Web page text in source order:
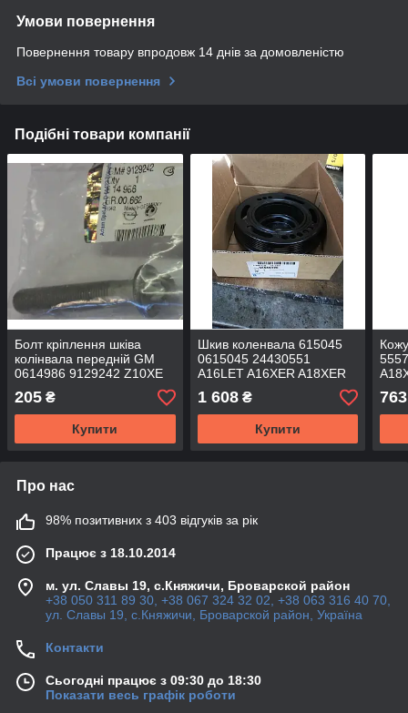
Умови повернення
Повернення товару впродовж 14 днів за домовленістю
Всі умови повернення
Подібні товари компанії
Болт кріплення шківа
колінвала передній GM
0614986 9129242 Z10XE
Z10XEP A10XEP Z12XEP
A12XEL A12XER Z14XEP
A14XER OPEL Astra-G
Astra-H Agila-A
205 ₴
Купити
Шкив коленвала 615045
0615045 24430551
A16LET A16XER A18XER
Z16LET Z16XEP Z16XE1
Z16XER Z18XER A16XNT
A16LEL A16LER A16LES
Z16LEL Z16LER Z16XNT
1 608₴
Купити
763
Про нас
98% позитивних з 403 відгуків за рік
Працює з 18.10.2014
м. ул. Славы 19, с.Княжичи, Броварской район
+38 050 311 89 30, +38 067 324 32 02, +38 063 316 40 70,
ул. Славы 19, с.Княжичи, Броварской район, Україна
Контакти
Сьогодні працює з 09:30 до 18:30
Показати весь графік роботи